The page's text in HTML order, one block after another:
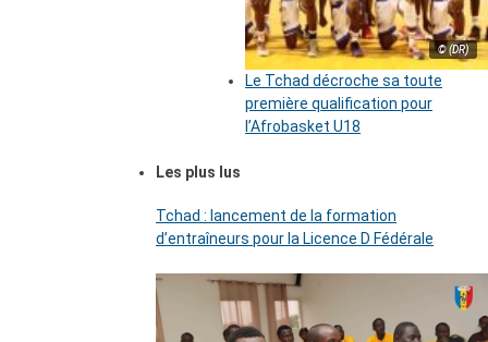
© (DR)
Le Tchad décroche sa toute
première qualification pour
l’Afrobasket U18
Les plus lus
Tchad : lancement de la formation
d’entraîneurs pour la Licence D Fédérale